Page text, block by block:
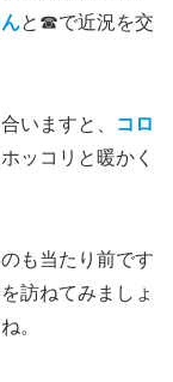
と☎で近況を交
いますと、
コロ
ッコリと暖かく
も当たり前です
訪ねてみましょ
。